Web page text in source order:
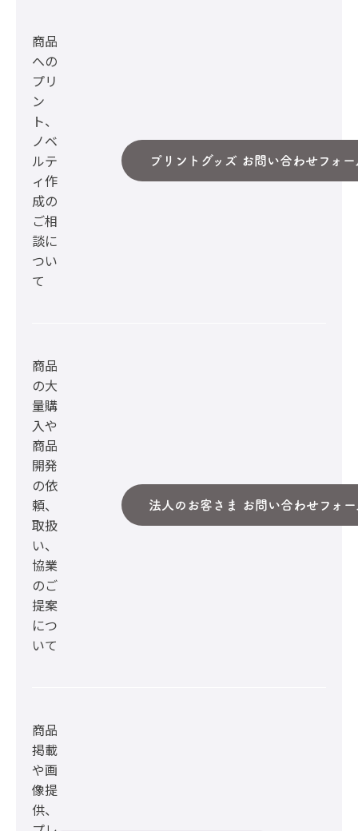
商品
への
プリ
ン
ト、
ノベ
ルテ
ィ作
成の
ご相
談に
つい
て
プリントグッズ お問い合わせフォー
商品
の大
量購
入や
商品
開発
の依
頼、
取扱
い、
協業
のご
提案
につ
いて
法人のお客さま お問い合わせフォー
商品
掲載
や画
像提
供、